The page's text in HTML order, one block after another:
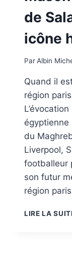
de
icône
ParAlbin
Quand il
région
égyptienne
du
Liverpool,
footballeur
son futur
région
LIRE LA